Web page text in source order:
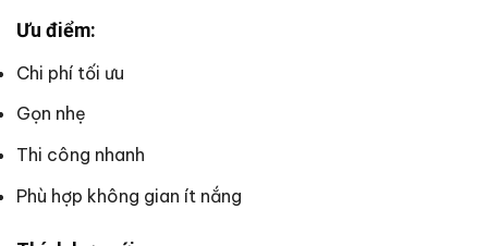
Ưu điểm:
Chi phí tối ưu
Gọn nhẹ
Thi công nhanh
Phù hợp không gian ít nắng